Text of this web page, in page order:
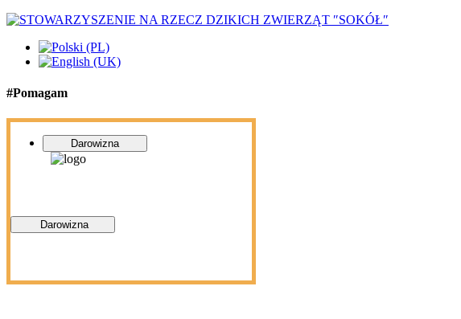
#Pomagam
Darowizna
Darowizna